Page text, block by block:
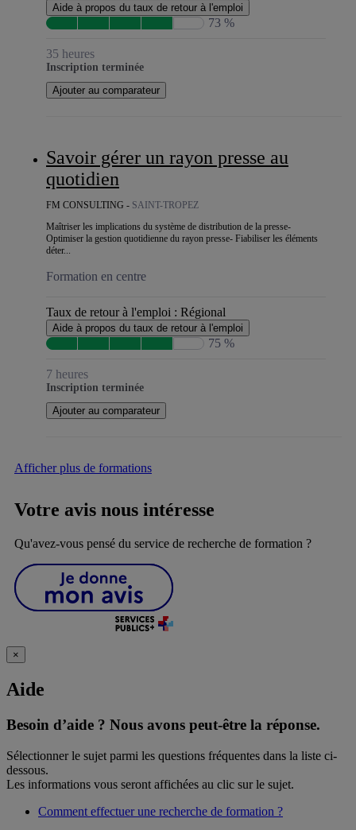
Aide à propos du taux de retour à l'emploi
73 %
35 heures
Inscription terminée
Ajouter au comparateur
Savoir gérer un rayon presse au
quotidien
FM CONSULTING - SAINT-TROPEZ
Maîtriser les implications du système de distribution de la presse-
Optimiser la gestion quotidienne du rayon presse- Fiabiliser les éléments
déter...
Formation en centre
Taux de retour à l'emploi : Régional
Aide à propos du taux de retour à l'emploi
75 %
7 heures
Inscription terminée
Ajouter au comparateur
Afficher plus de formations
Votre avis nous intéresse
Qu'avez-vous pensé du service de recherche de formation ?
×
Aide
Besoin d’aide ? Nous avons peut-être la réponse.
Sélectionner le sujet parmi les questions fréquentes dans la liste ci-
dessous.
Les informations vous seront affichées au clic sur le sujet.
Comment effectuer une recherche de formation ?